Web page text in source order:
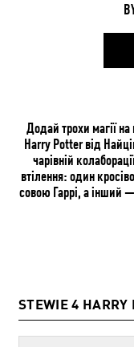
Додай трохи магії
Harry Potter від
чарівній
втілення: один
совою Гаррі, а інший
STEWIE 4